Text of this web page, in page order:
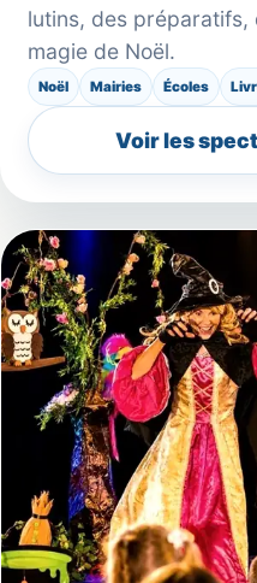
lutins, des préparatifs,
magie de Noël.
Noël Mairies Écoles
Voir les